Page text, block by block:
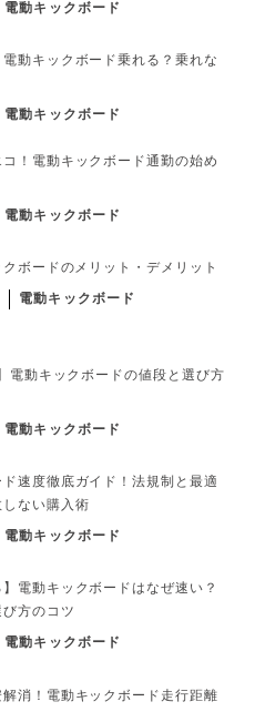
電動キックボード
動キックボード乗れる？乗れな
電動キックボード
！電動キックボード通勤の始め
電動キックボード
ボードのメリット・デメリット
電動キックボード
電動キックボードの値段と選び方
電動キックボード
速度徹底ガイド！法規制と最適
ない購入術
電動キックボード
】電動キックボードはなぜ速い？
方のコツ
電動キックボード
消！電動キックボード走行距離